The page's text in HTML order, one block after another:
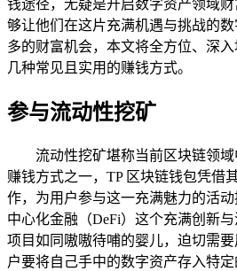
钱途径，无疑是开启数字资产领域
够让他们在这片充满机遇与挑战的
多的财富机会，本文将全方位、深
几种常见且实用的赚钱方式。
参与流动性挖矿
流动性挖矿堪称当前区块链领
赚钱方式之一，TP 区块链钱包凭借
作，为用户参与这一充满魅力的活
中心化金融（DeFi）这个充满创新
项目如同嗷嗷待哺的婴儿，迫切需
户要将自己手中的数字资产存入特